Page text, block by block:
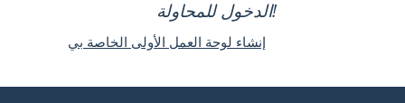
الدخول للمحاولة!
إنشاء لوحة العمل الأولى الخاصة بي